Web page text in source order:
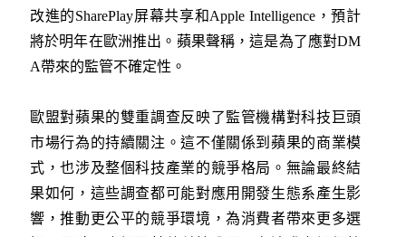
改進的SharePlay屏幕共享和Apple Intelligence，預計
將於明年在歐洲推出。蘋果聲稱，這是為了應對DM
A帶來的監管不確定性。
歐盟對蘋果的雙重調查反映了監管機構對科技巨頭
市場行為的持續關注。這不僅關係到蘋果的商業模
式，也涉及整個科技產業的競爭格局。無論最終結
果如何，這些調查都可能對應用開發生態系產生影
響，推動更公平的競爭環境，為消費者帶來更多選